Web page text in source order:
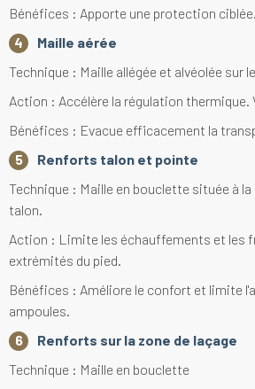
Bénéfices : Apporte une protection ciblée.
Maille aérée
Technique : Maille allégée et alvéolée sur
Action : Accélère la régulation
Bénéfices : Evacue efficacement la
Renforts talon et pointe
Technique : Maille en bouclette située à
talon.
Action : Limite les échauffements et les
extrémités du pied.
Bénéfices : Améliore le confort et limite
ampoules.
Renforts sur la zone de laçage
Technique : Maille en bouclette